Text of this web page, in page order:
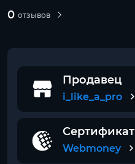
0 отзывов
Продавец
i_like_a_pro
Сертификат
Webmoney